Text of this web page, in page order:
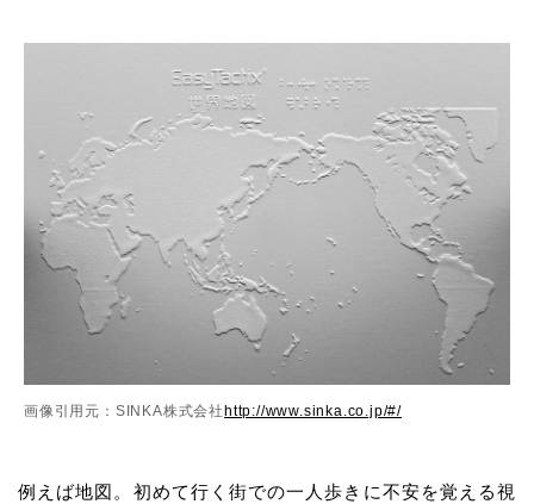
画像引用元：SINKA株式会社 http://www.sinka.co.jp/#/
例えば地図。初めて行く街での一人歩きに不安を覚える視